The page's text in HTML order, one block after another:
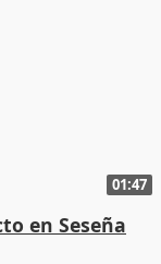
01:47
en Seseña